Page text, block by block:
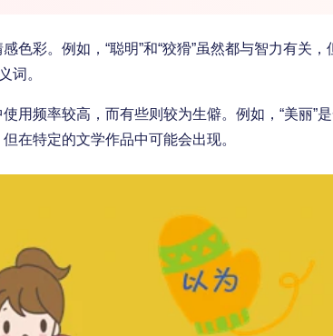
色彩。例如，“聪明”和“狡猾”虽然都与智力有关，
词。
用频率较高，而有些则较为生僻。例如，“美丽”
在特定的文学作品中可能会出现。